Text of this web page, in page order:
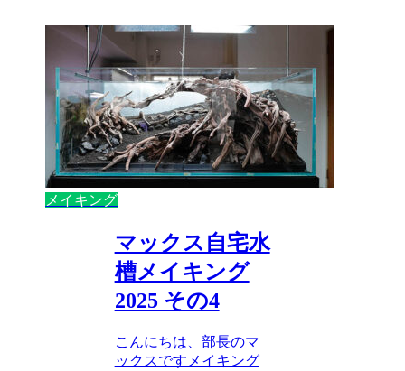
メイキング
マックス自宅水
槽メイキング
2025 その4
こんにちは、部長のマ
ックスですメイキング